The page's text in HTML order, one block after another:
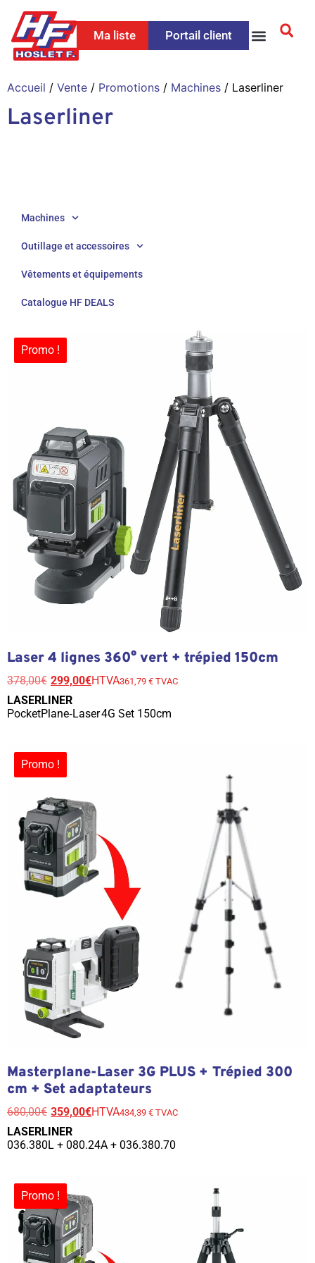
Ma liste Portail client
Accueil / Vente / Promotions / Machines / Laserliner
Laserliner
Machines
Outillage et accessoires
Vêtements et équipements
Catalogue HF DEALS
Promo !
Laser 4 lignes 360° vert + trépied 150cm
378,00€ 299,00€HTVA361,79 € TVAC
LASERLINER
PocketPlane‑Laser 4G Set 150cm
Promo !
Masterplane-Laser 3G PLUS + Trépied 300
cm + Set adaptateurs
680,00€ 359,00€HTVA434,39 € TVAC
LASERLINER
036.380L + 080.24A + 036.380.70
Promo !